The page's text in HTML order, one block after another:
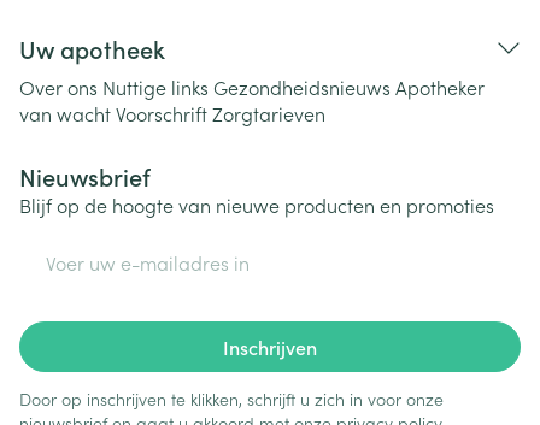
Uw apotheek
Over ons Nuttige links Gezondheidsnieuws Apotheker
van wachtVoorschriftZorgtarieven
Nieuwsbrief
Blijf op de hoogte van nieuwe producten en promoties
Inschrijven
Door op inschrijven te klikken, schrijft u zich in voor onze